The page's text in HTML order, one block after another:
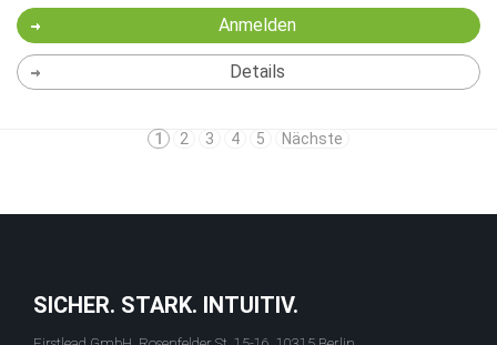
Anmelden
Details
1 2 3 4 5 Nächste
SICHER. STARK. INTUITIV.